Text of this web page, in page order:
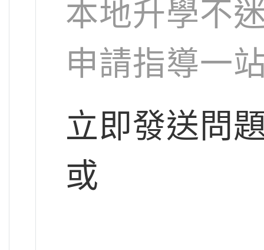
本地升學不
申請指導一
立即發送問
或